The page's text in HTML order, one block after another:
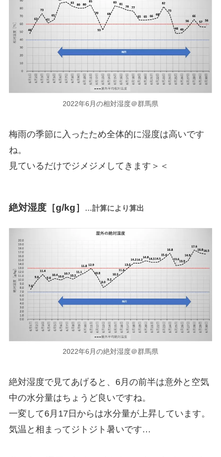
2022年6月の相対湿度＠群馬県
梅雨の季節に入ったため全体的に湿度は高いです
ね。
見ているだけでジメジメしてきます＞＜
絶対湿度［g/kg］ …計算により算出
2022年6月の絶対湿度＠群馬県
絶対湿度で見てあげると、6月の前半は意外と空気
中の水分量はちょうど良いですね。
一変して6月17日からは水分量が上昇しています。
気温と相まってジトジト暑いです…